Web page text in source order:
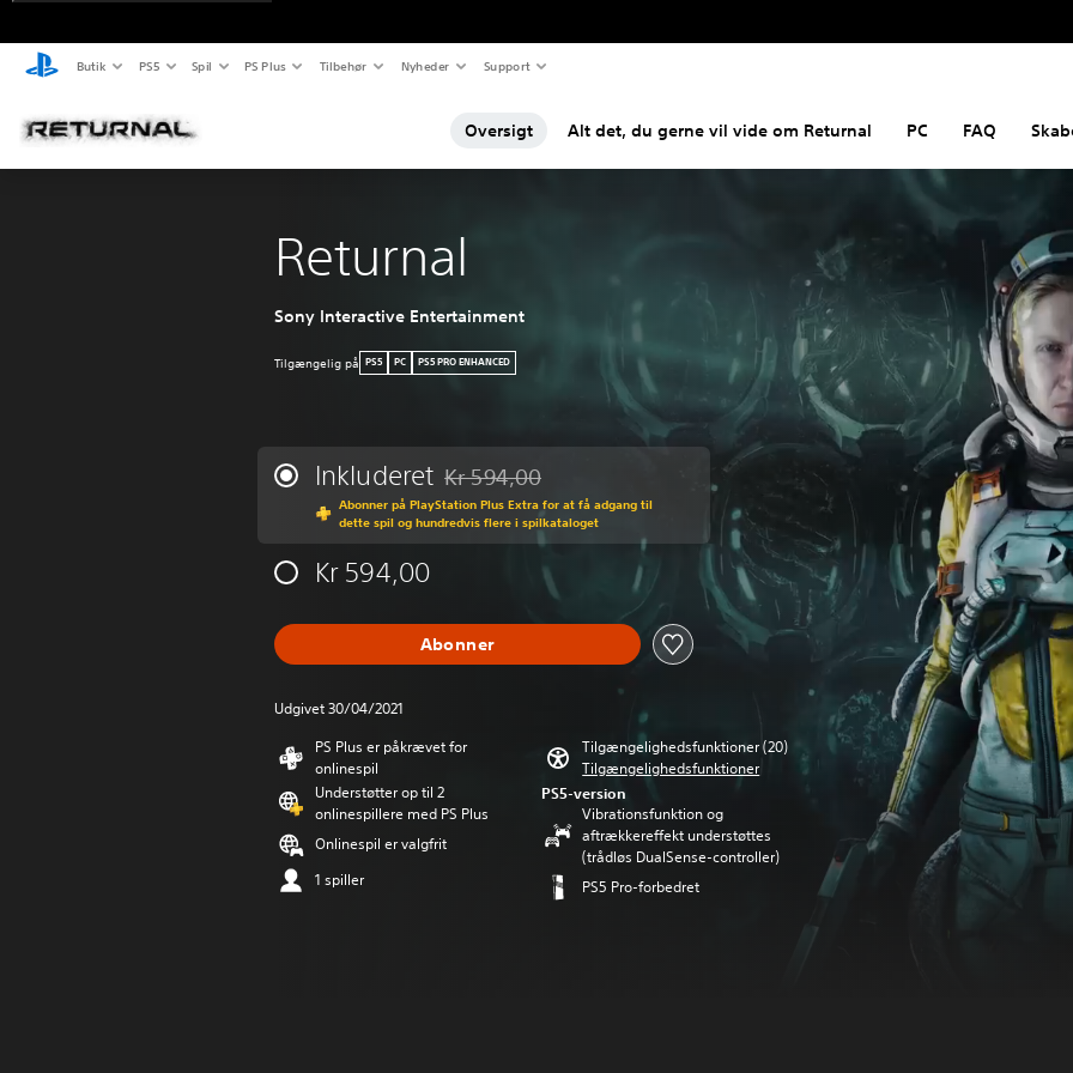
Butik PS5 Spil PS Plus Tilbehør Nyheder Support
Oversigt Alt det, du gerne vil vide om Returnal PC FAQ
Returnal
Sony Interactive Entertainment
Tilgængelig på PS5 PC PS5 PRO ENHANCED
Inkluderet Nedsat fra den normale pris på Kr 594,00
Kr 594,00
Abonner på PlayStation Plus Extra for at få adgang til
dette spil og hundredvis flere i spilkataloget
Kr 594,00
Abonner
Udgivet 30/04/2021
PS Plus er påkrævet for
onlinespil
Understøtter op til 2
onlinespillere med PS Plus
Onlinespil er valgfrit
1 spiller
Tilgængelighedsfunktioner (20)
Tilgængelighedsfunktioner
PS5-version
Vibrationsfunktion og
aftrækkereffekt understøttes
(trådløs DualSense-controller)
PS5 Pro-forbedret